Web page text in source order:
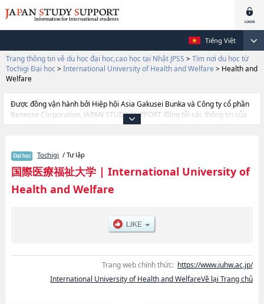
Tiếng Việt
Trang thông tin về du học đại học,cao học tại Nhật JPSS > Tìm nơi du học từ
Tochigi Đại học > International University of Health and Welfare > Health and
Welfare
Được đồng vận hành bởi Hiệp hội Asia Gakusei Bunka và Công ty cổ phần
Benesse Corporation, JAPAN STUDY SUPPORT đăng tải các thông tin của
khoảng 1.300 trường đại học, cao học, trường đại học ngắn hạn, trường
and Welfare, và thông tin cần thiết dành cho du học sinh, như là về các
Ngành Health ScienceshoặcNgành Health and WelfarehoặcNgành
PharmacyhoặcNgành Health Sciences at FukuokahoặcNgành Nursing and
Rehabilitation Science at OdawarahoặcNgành Khoa Điều dưỡng tại
AkasakahoặcNgành Pharmacy at FukuokahoặcNgành Pharmacy at Narita,
thông tin về từng ngành học, thông tin liên quan đến thi tuyển như số
Tochigi / Tư lập
国際医療福祉大学| International University of
Health and Welfare
Trang web chính thức: https://www.iuhw.ac.jp/
International University of Health and WelfareVề lại Trang chủ